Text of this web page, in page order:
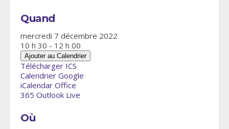
Quand
mercredi 7 décembre 2022
10 h 30 - 12 h 00
Ajouter au Calendrier
Télécharger ICS
Calendrier Google
iCalendar Office
365 Outlook Live
Où